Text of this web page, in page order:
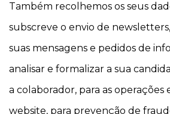
Também recolhemos os seus
subscreve o envio de
suas mensagens e pedidos de
analisar e formalizar a sua
a colaborador, para as operações
website, para prevenção de